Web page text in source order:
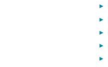
►
►
►
►
►